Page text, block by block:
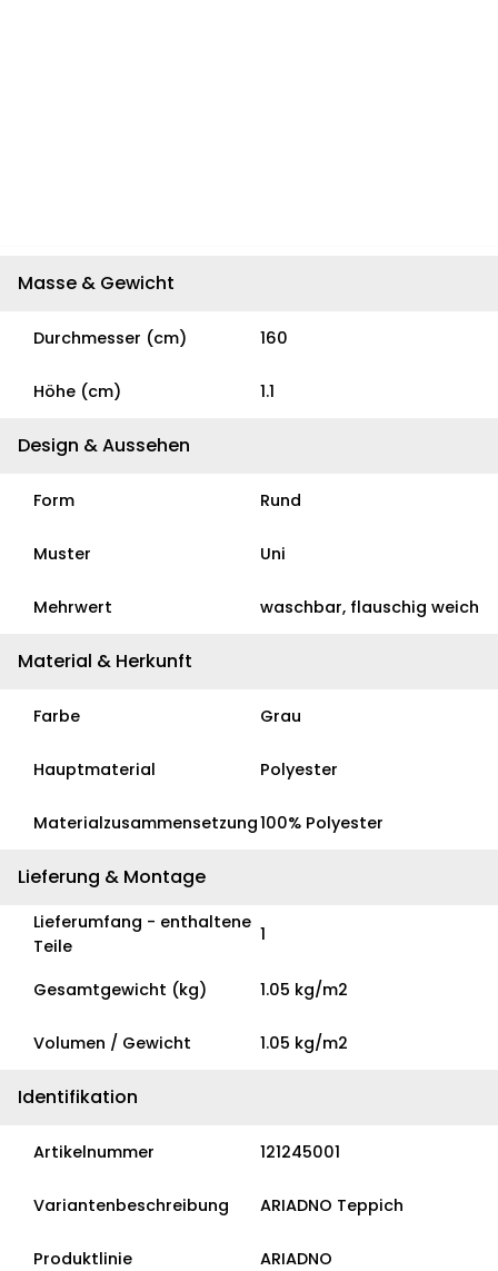
Masse & Gewicht
Durchmesser (cm) 160
Höhe (cm) 1.1
Design & Aussehen
Form Rund
Muster Uni
Mehrwert waschbar, flauschig weich
Material & Herkunft
Farbe Grau
Hauptmaterial Polyester
Materialzusammensetzung100% Polyester
Lieferung & Montage
Lieferumfang - enthaltene
Teile
1
Gesamtgewicht (kg) 1.05 kg/m2
Volumen / Gewicht 1.05 kg/m2
Identifikation
Artikelnummer 121245001
Variantenbeschreibung ARIADNO Teppich
Produktlinie ARIADNO